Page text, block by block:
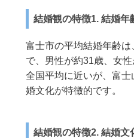
結婚観の特徴1. 結婚年
富士市の平均結婚年齢
で、男性が約31歳、女
全国平均に近いが、富
婚文化が特徴的です。
結婚観の特徴2. 結婚文